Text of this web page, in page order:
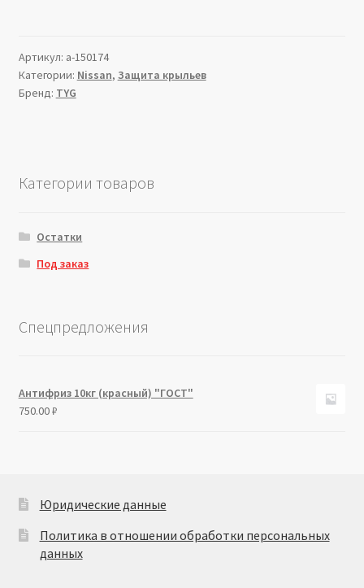
Артикул: a-150174
Категории: Nissan, Защита крыльев
Бренд: TYG
Категории товаров
Остатки
Под заказ
Спецпредложения
Антифриз 10кг (красный) "ГОСТ"
750.00₽
Юридические данные
Политика в отношении обработки персональных
данных